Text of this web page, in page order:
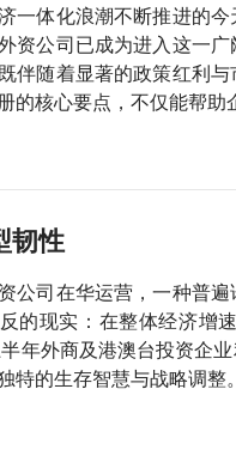
一体化浪潮不断推进的
资公司已成为进入这一
伴随着显著的政策红利
的核心要点，不仅能帮助
韧性
公司在华运营，一种普
的现实：在整体经济增
年外商及港澳台投资企
特的生存智慧与战略调整